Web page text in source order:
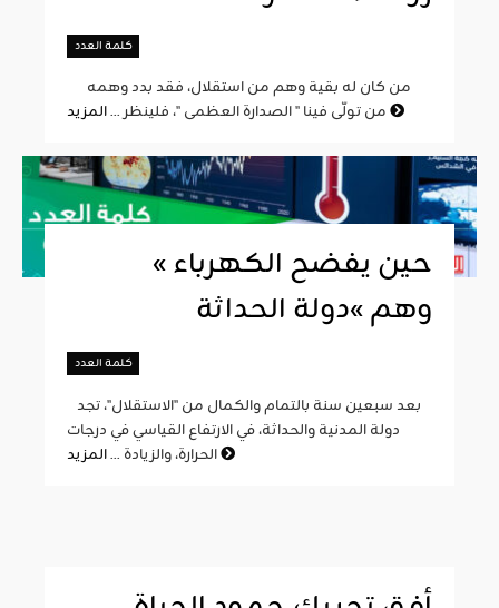
كلمة العدد
من تولّى فينا " الصدارة العظمى "، فلينظر ...
« حين يفضح الكهرباء
وهم »دولة الحداثة
كلمة العدد
دولة المدنية والحداثة، في الارتفاع القياسي في درجات
الحرارة، والزيادة ...